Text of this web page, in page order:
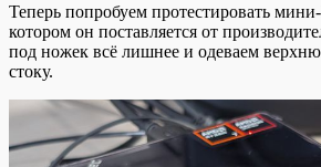
Теперь попробуем протестировать
котором он поставляется от
под ножек всё лишнее и одеваем
стоку.